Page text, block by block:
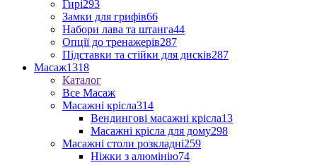
Гирі293
Замки для грифів66
Набори лава та штанга44
Опції до тренажерів287
Підставки та стійки для дисків287
Масаж1318
Каталог
Все Масаж
Масажні крісла314
Вендингові масажні крісла13
Масажні крісла для дому298
Масажні столи розкладні259
Ніжки з алюмінію74